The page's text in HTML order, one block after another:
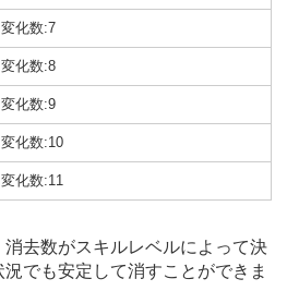
化数:7
化数:8
化数:9
化数:10
化数:11
去数がスキルレベルによって決
でも安定して消すことができま